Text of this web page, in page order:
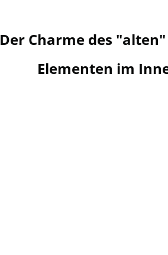
Der Charme des
Elementen im